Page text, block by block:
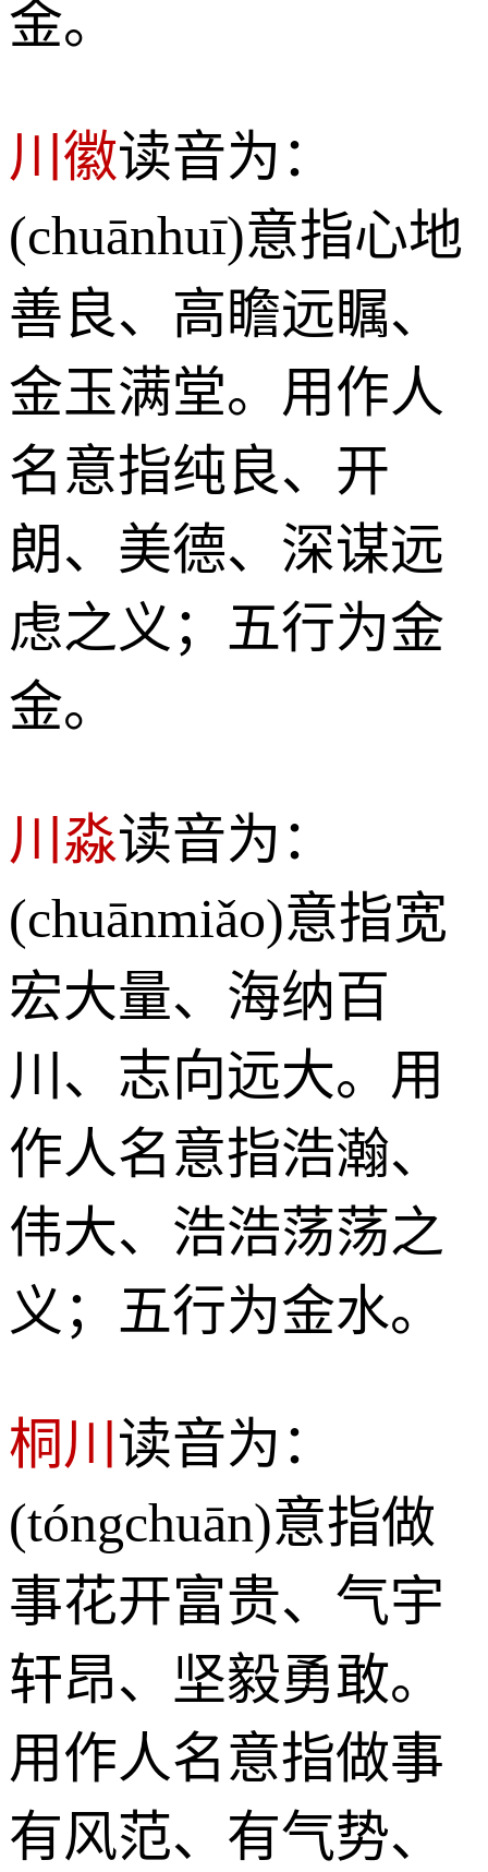
金。
川徽读音为：
(chuānhuī)意指心地
善良、高瞻远瞩、
金玉满堂。用作人
名意指纯良、开
朗、美德、深谋远
虑之义；五行为金
金。
川淼读音为：
(chuānmiǎo)意指宽
宏大量、海纳百
川、志向远大。用
作人名意指浩瀚、
伟大、浩浩荡荡之
义；五行为金水。
桐川 读音为：
(tóngchuān)意指做
事花开富贵、气宇
轩昂、坚毅勇敢。
用作人名意指做事
有风范、有气势、